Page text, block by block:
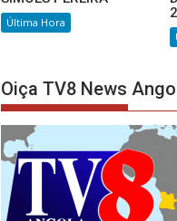
Última Hora
Oiça TV8 News